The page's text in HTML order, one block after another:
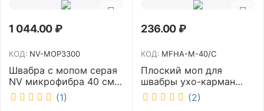
1 044.00₽
КОД: NV-MOP3300
Швабра с мопом серая
NV микрофибра 40 см
NV-MOP3300
(1)
236.00₽
КОД: MFHA-M-40/C
Плоский моп для
швабры ухо-карман
белый 40 см NV MFHA-
M-40/C
(2)